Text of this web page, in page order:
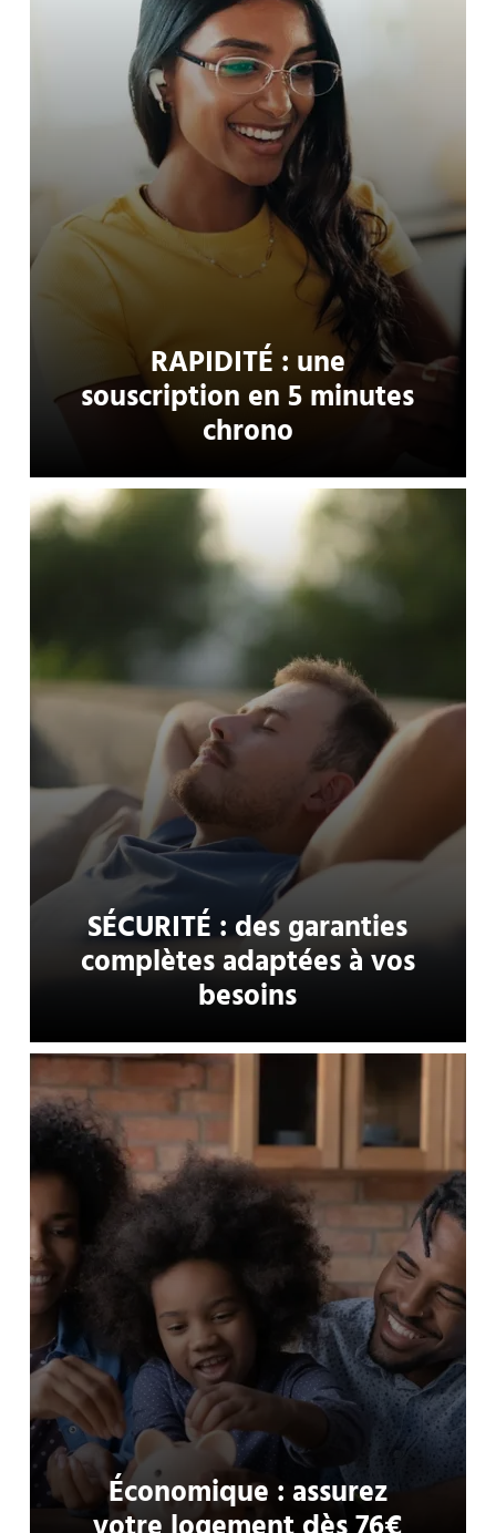
RAPIDITÉ : une
souscription en 5 minutes
chrono
SÉCURITÉ : des garanties
complètes adaptées à vos
besoins
Économique : assurez